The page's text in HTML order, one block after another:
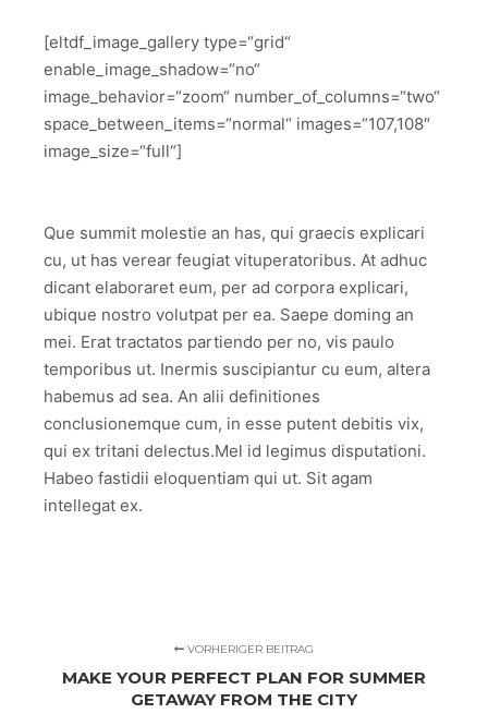
[eltdf_image_gallery type=“grid“
enable_image_shadow=“no“
image_behavior=“zoom“ number_of_columns=“two“
space_between_items=“normal“ images=“107,108″
image_size=“full“]
Que summit molestie an has, qui graecis explicari
cu, ut has verear feugiat vituperatoribus. At adhuc
dicant elaboraret eum, per ad corpora explicari,
ubique nostro volutpat per ea. Saepe doming an
mei. Erat tractatos partiendo per no, vis paulo
temporibus ut. Inermis suscipiantur cu eum, altera
habemus ad sea. An alii definitiones
conclusionemque cum, in esse putent debitis vix,
qui ex tritani delectus.Mel id legimus disputationi.
Habeo fastidii eloquentiam qui ut. Sit agam
intellegat ex.
VORHERIGER BEITRAG
MAKE YOUR PERFECT PLAN FOR SUMMER
GETAWAY FROM THE CITY